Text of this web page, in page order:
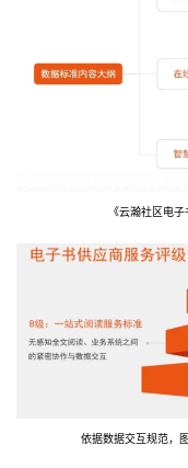
《云瀚社区电
依据数据交互规范，